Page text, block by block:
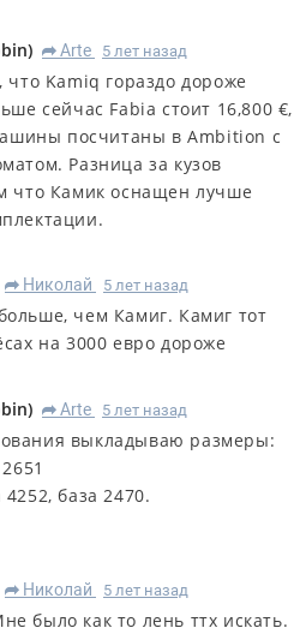
) R Arte 5 лет назад
что Kamiq гораздо дороже
сейчас Fabia стоит 16,800 €,
посчитаны в Ambition с
Разница за кузов
что Камик оснащен лучше
R Николай 5 лет назад
чем Камиг. Камиг тот
на 3000 евро дороже
) R Arte 5 лет назад
выкладываю размеры:
база 2470.
R Николай 5 лет назад
было как то лень ттх искать.